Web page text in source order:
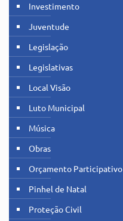
Investimento
Juventude
Legislação
Legislativas
Local Visão
Luto Municipal
Música
Obras
Orçamento Participativo
Pinhel de Natal
Proteção Civil